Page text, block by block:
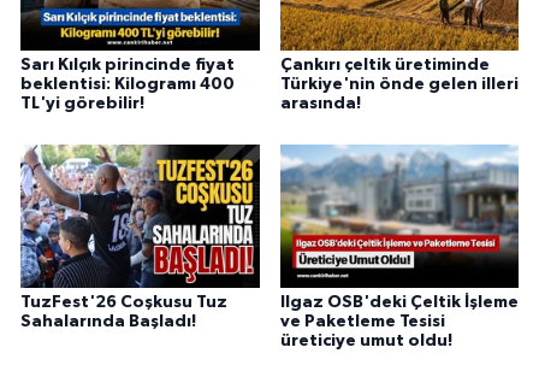
Sarı Kılçık pirincinde fiyat
beklentisi: Kilogramı 400
TL'yi görebilir!
Çankırı çeltik üretiminde
Türkiye'nin önde gelen illeri
arasında!
TuzFest'26 Coşkusu Tuz
Sahalarında Başladı!
Ilgaz OSB'deki Çeltik İşleme
ve Paketleme Tesisi
üreticiye umut oldu!